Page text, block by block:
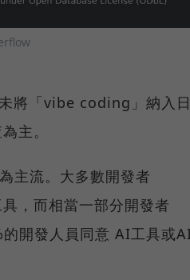
將「vibe coding」納入
主。
主流。大多數開發者
，而相當一部分開發者
的開發人員同意 AI工具或